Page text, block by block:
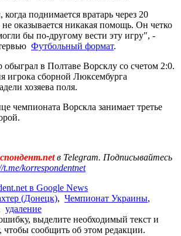
поднимается вратарь через 20
оказывается никакая помощь. Он четко
бы по-другому вести эту игру", -
Футбольный формат.
в Полтаве Ворсклу со счетом 2:0.
игрока сборной Люксембурга
хозяева поля.
чемпионата Ворскла занимает третье
в Telegram. Подписывайтесь
t.me/korrespondentnet
в Google News
(Донецк), Чемпионат Украины,
удаление
выделите необходимый текст и
сообщить об этом редакции.